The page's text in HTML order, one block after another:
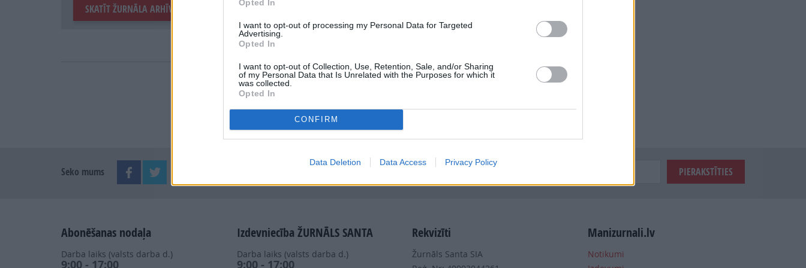
Opted In
I want to opt-out of processing my Personal Data for Targeted
Advertising.
Opted In
I want to opt-out of Collection, Use, Retention, Sale, and/or Sharing
of my Personal Data that Is Unrelated with the Purposes for which it
was collected.
Opted In
CONFIRM
Data Deletion Data Access Privacy Policy
SKATĪT ŽURNĀLA ARHĪVU
Seko mums Nepalaid garām akcijas un jaunumus
Abonēšanas nodaļa
Darba laiks (valsts darba d.)
9:00 - 17:00
Izdevniecība ŽURNĀLS SANTA
Darba laiks (valsts darba d.)
9:00 - 17:00
Rekvizīti
Žurnāls Santa SIA
Manizurnali.lv
Notikumi